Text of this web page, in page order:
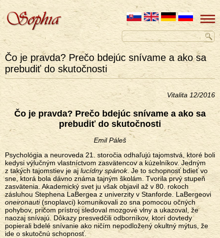
Čo je pravda? Prečo bdejúc snívame a ako sa
prebudiť do skutočnosti
Vitalita 12/2016
Čo je pravda? Prečo bdejúc snívame a ako sa
prebudiť do skutočnosti
Emil Páleš
Psychológia a neuroveda 21. storočia odhaľujú tajomstvá, ktoré boli
kedysi výlučným vlastníctvom zasvätencov a kúzelníkov. Jedným
z takých tajomstiev je aj lucídny spánok. Je to schopnosť bdieť vo
sne, ktorá bola dávno známa tajným školám. Tvorila prvý stupeň
zasvätenia. Akademický svet ju však objavil až v 80. rokoch
zásluhou Stephena LaBergea z univerzity v Stanforde. LaBergeovi
oneironauti(snoplavci) komunikovali zo sna pomocou očných
pohybov, pričom prístroj sledoval mozgové vlny a ukazoval, že
naozaj snívajú. Dôkazy presvedčili odborníkov, ktorí dovtedy
popierali bdelé snívanie ako ničím nepodložený okultný mýtus, že
ide o skutočnú schopnosť.